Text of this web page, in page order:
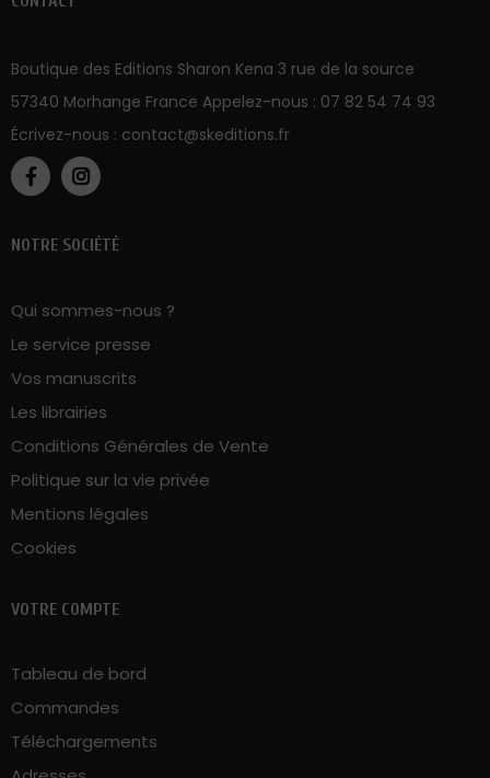
Boutique des Editions Sharon Kena 3 rue de la source
57340 Morhange France Appelez-nous : 07 82 54 74 93
Écrivez-nous : contact@skeditions.fr
NOTRE SOCIÉTÉ
Qui sommes-nous ?
Le service presse
Vos manuscrits
Les librairies
Conditions Générales de Vente
Politique sur la vie privée
Mentions légales
Cookies
VOTRE COMPTE
Tableau de bord
Commandes
Téléchargements